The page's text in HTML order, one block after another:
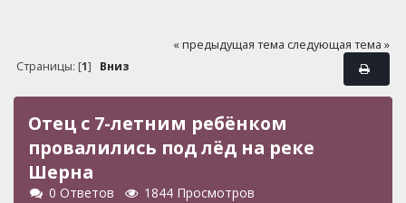
« предыдущая тема следующая тема »
Страницы: [1] Вниз
Отец с 7-летним ребёнком
провалились под лёд на реке
Шерна
0 Ответов 1844 Просмотров